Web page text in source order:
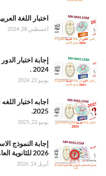
.اختبار اللغة
العربية للدور
الثاني 2024
للثانوية العامة
اختبار اللغة العربية للدور
أغسطس 28, 2024
.إجابة اختبار
الدور الأول في
اللغة العربية
للثانوية العامة
إجابة اختبار
2024 .
يونيو 22, 2024
.اجابه اختبار
اللغه العربيه
للثانويه العامه
الدور الاول
اجابه اختبار
2025.
يونيو 22, 2025
.إجابة النموذج
الاسترشادي
السابع في
اللغة العربية
إجابة النموذج
2026 للثانوية العامة.
أبريل 14, 2026